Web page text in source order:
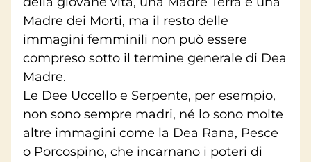
Madre dei Morti, ma il resto delle
immagini femminili non può essere
compreso sotto il termine generale di Dea
Madre.
Le Dee Uccello e Serpente, per esempio,
non sono sempre madri, né lo sono molte
altre immagini come la Dea Rana, Pesce
o Porcospino, che incarnano i poteri di